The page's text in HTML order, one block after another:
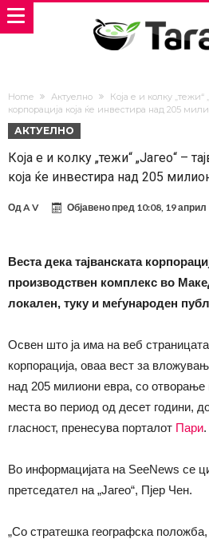
Home Актуелно
Која е и колку „тежи“
корпорација која ќе инвестира над 205
АКТУЕЛНО
Која е и колку „тежи“ „Јагео“ –
која ќе инвестира над 205
ОдA V Објавено пред 10:08, 19 април
Веста дека тајванската
производствен комплекс во
локален, туку и меѓународен
Освен што ја има на веб страницата
корпорација, оваа вест за
над 205 милиони евра, со отворање
места во период од десет години,
гласност, пренесува порталот Пари.
Во информацијата на SeeNews се
претседател на „Јагео“, Пјер Чен.
„Со стратешка географска